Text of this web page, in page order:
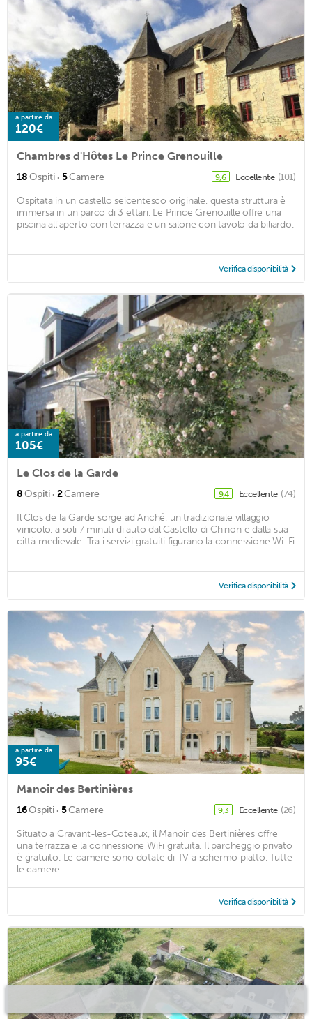
a partire da
120€
Chambres d'Hôtes Le Prince Grenouille
18Ospiti · 5Camere 9,6 Eccellente (101)
Ospitata in un castello seicentesco originale, questa struttura è
immersa in un parco di 3 ettari. Le Prince Grenouille offre una
piscina all'aperto con terrazza e un salone con tavolo da biliardo.
...
Verifica disponibilità
a partire da
105€
Le Clos de la Garde
8Ospiti · 2Camere 9,4 Eccellente (74)
Il Clos de la Garde sorge ad Anché, un tradizionale villaggio
vinicolo, a soli 7 minuti di auto dal Castello di Chinon e dalla sua
città medievale. Tra i servizi gratuiti figurano la connessione Wi-Fi
...
Verifica disponibilità
a partire da
95€
Manoir des Bertinières
16Ospiti · 5Camere 9,3 Eccellente (26)
Situato a Cravant-les-Coteaux, il Manoir des Bertinières offre
una terrazza e la connessione WiFi gratuita. Il parcheggio privato
è gratuito. Le camere sono dotate di TV a schermo piatto. Tutte
le camere ...
Verifica disponibilità